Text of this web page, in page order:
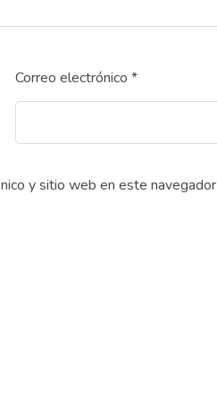
Correo electrónico *
y sitio web en este